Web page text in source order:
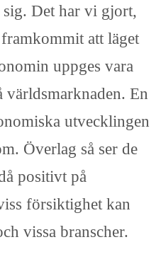
Det har vi gjort,
att läget
uppges vara
En
utvecklingen
Överlag så ser de
positivt på
försiktighet kan
vissa branscher.